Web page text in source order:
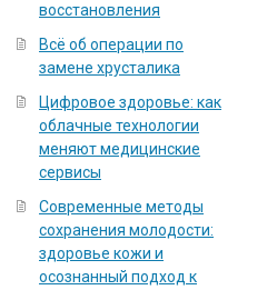
восстановления
Всё об операции по
замене хрусталика
Цифровое здоровье: как
облачные технологии
меняют медицинские
сервисы
Современные методы
сохранения молодости:
здоровье кожи и
осознанный подход к